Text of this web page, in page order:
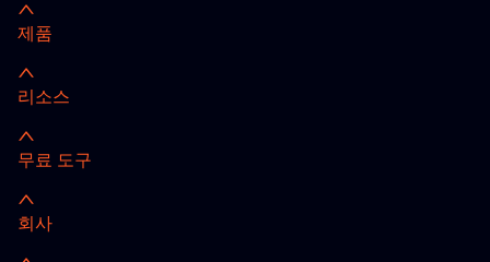
제품
리소스
무료 도구
회사